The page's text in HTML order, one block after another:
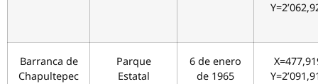
Barranca de
Chapultepec
Parque
Estatal
6 de enero
de 1965